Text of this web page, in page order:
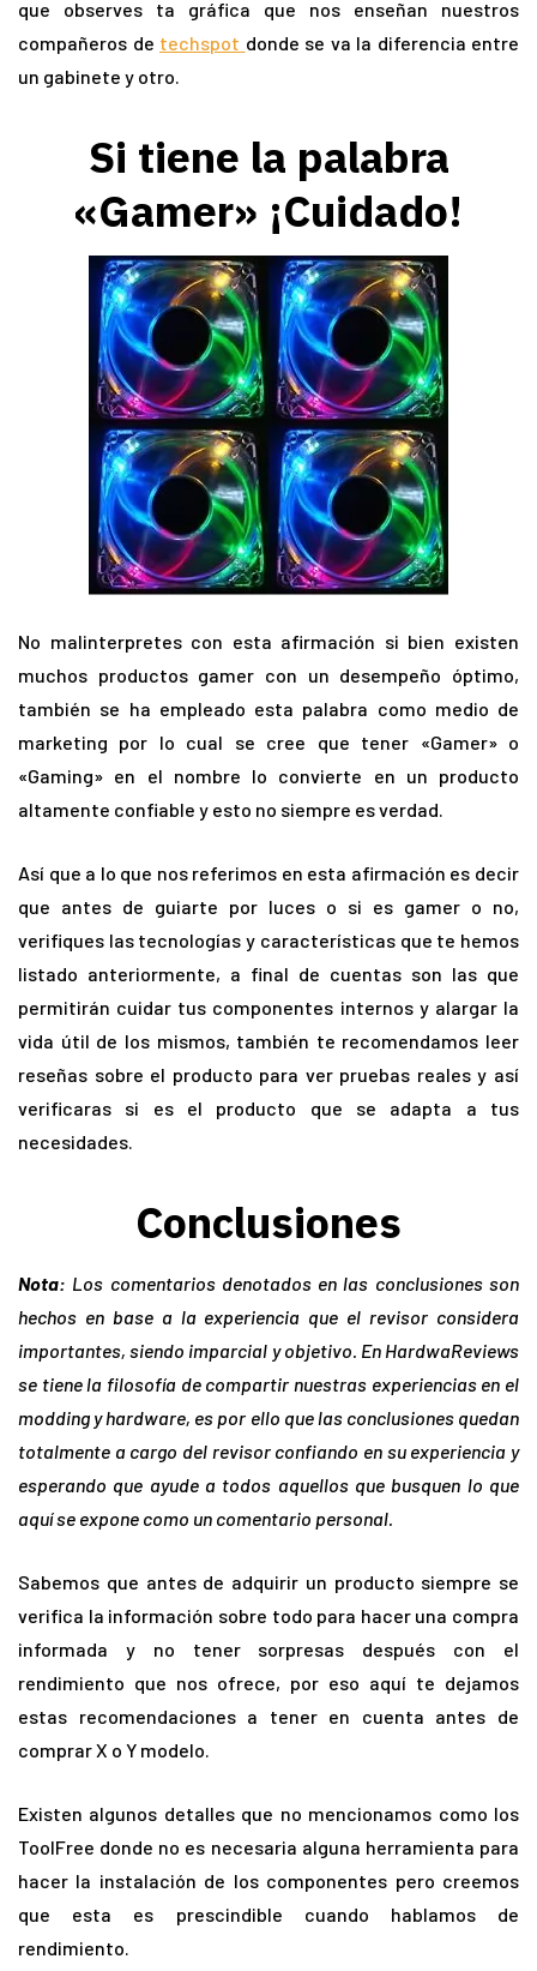
que observes ta gráfica que nos enseñan nuestros
compañeros de techspot donde se va la diferencia entre
un gabinete y otro.
Si tiene la palabra
«Gamer» ¡Cuidado!
No malinterpretes con esta afirmación si bien existen
muchos productos gamer con un desempeño óptimo,
también se ha empleado esta palabra como medio de
marketing por lo cual se cree que tener «Gamer» o
«Gaming» en el nombre lo convierte en un producto
altamente confiable y esto no siempre es verdad.
Así que a lo que nos referimos en esta afirmación es decir
que antes de guiarte por luces o si es gamer o no,
verifiques las tecnologías y características que te hemos
listado anteriormente, a final de cuentas son las que
permitirán cuidar tus componentes internos y alargar la
vida útil de los mismos, también te recomendamos leer
reseñas sobre el producto para ver pruebas reales y así
verificaras si es el producto que se adapta a tus
necesidades.
Conclusiones
Nota: Los comentarios denotados en las conclusiones son
hechos en base a la experiencia que el revisor considera
importantes, siendo imparcial y objetivo. En HardwaReviews
se tiene la filosofía de compartir nuestras experiencias en el
modding y hardware, es por ello que las conclusiones quedan
totalmente a cargo del revisor confiando en su experiencia y
esperando que ayude a todos aquellos que busquen lo que
aquí se expone como un comentario personal.
Sabemos que antes de adquirir un producto siempre se
verifica la información sobre todo para hacer una compra
informada y no tener sorpresas después con el
rendimiento que nos ofrece, por eso aquí te dejamos
estas recomendaciones a tener en cuenta antes de
comprar X o Y modelo.
Existen algunos detalles que no mencionamos como los
ToolFree donde no es necesaria alguna herramienta para
hacer la instalación de los componentes pero creemos
que esta es prescindible cuando hablamos de
rendimiento.